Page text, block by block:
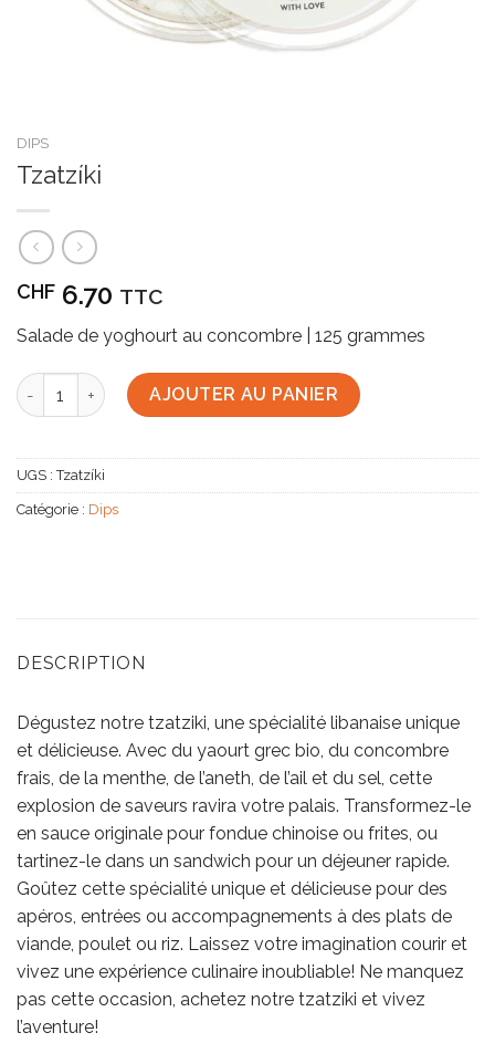
DIPS
Tzatzíki
CHF 6.70 TTC
Salade de yoghourt au concombre | 125 grammes
quantité de TzatzíkiAJOUTER AU PANIER
UGS :Tzatzíki
Catégorie : Dips
DESCRIPTION
Dégustez notre tzatziki, une spécialité libanaise unique
et délicieuse. Avec du yaourt grec bio, du concombre
frais, de la menthe, de l’aneth, de l’ail et du sel, cette
explosion de saveurs ravira votre palais. Transformez-le
en sauce originale pour fondue chinoise ou frites, ou
tartinez-le dans un sandwich pour un déjeuner rapide.
Goûtez cette spécialité unique et délicieuse pour des
apéros, entrées ou accompagnements à des plats de
viande, poulet ou riz. Laissez votre imagination courir et
vivez une expérience culinaire inoubliable! Ne manquez
pas cette occasion, achetez notre tzatziki et vivez
l’aventure!